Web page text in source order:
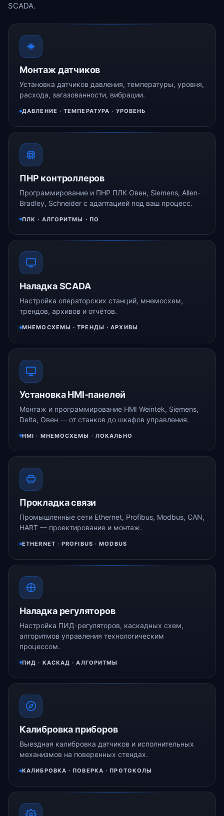
SCADA.
Монтаж датчиков
Установка датчиков давления, температуры, уровня,
расхода, загазованности, вибрации.
ДАВЛЕНИЕ · ТЕМПЕРАТУРА · УРОВЕНЬ
ПНР контроллеров
Программирование и ПНР ПЛК Овен, Siemens, Allen-
Bradley, Schneider с адаптацией под ваш процесс.
ПЛК · АЛГОРИТМЫ · ПО
Наладка SCADA
Настройка операторских станций, мнемосхем,
трендов, архивов и отчётов.
МНЕМОСХЕМЫ · ТРЕНДЫ · АРХИВЫ
Установка HMI-панелей
Монтаж и программирование HMI Weintek, Siemens,
Delta, Овен — от станков до шкафов управления.
HMI · МНЕМОСХЕМЫ · ЛОКАЛЬНО
Прокладка связи
Промышленные сети Ethernet, Profibus, Modbus, CAN,
HART — проектирование и монтаж.
ETHERNET · PROFIBUS · MODBUS
Наладка регуляторов
Настройка ПИД-регуляторов, каскадных схем,
алгоритмов управления технологическим
процессом.
ПИД · КАСКАД · АЛГОРИТМЫ
Калибровка приборов
Выездная калибровка датчиков и исполнительных
механизмов на поверенных стендах.
КАЛИБРОВКА · ПОВЕРКА · ПРОТОКОЛЫ